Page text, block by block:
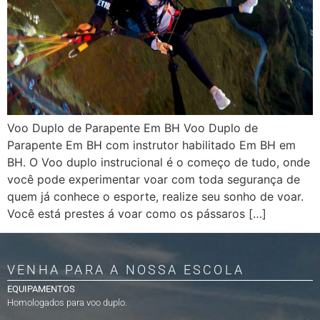
Voo Duplo de Parapente Em BH Voo Duplo de
Parapente Em BH com instrutor habilitado Em BH em
BH. O Voo duplo instrucional é o começo de tudo, onde
você pode experimentar voar com toda segurança de
quem já conhece o esporte, realize seu sonho de voar.
Você está prestes á voar como os pássaros […]
VENHA PARA A NOSSA ESCOLA
EQUIPAMENTOS
Homologados para voo duplo.